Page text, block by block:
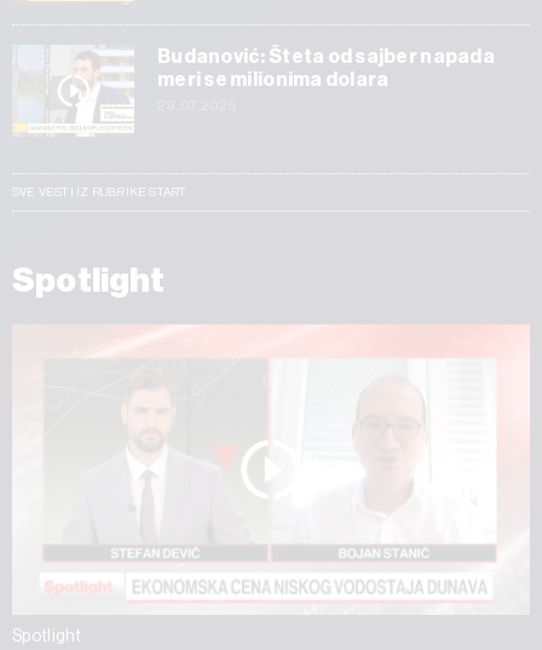
Budanović: Šteta od sajber napada
meri se milionima dolara
SVE VESTI IZ RUBRIKE START
Spotlight
Spotlight